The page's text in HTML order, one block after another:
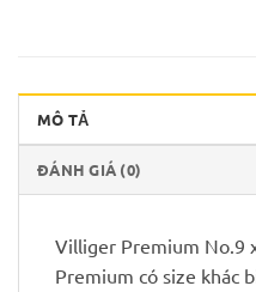
MÔ TẢ
ĐÁNH GIÁ (0)
Villiger Premium No.9
Premium có size khác